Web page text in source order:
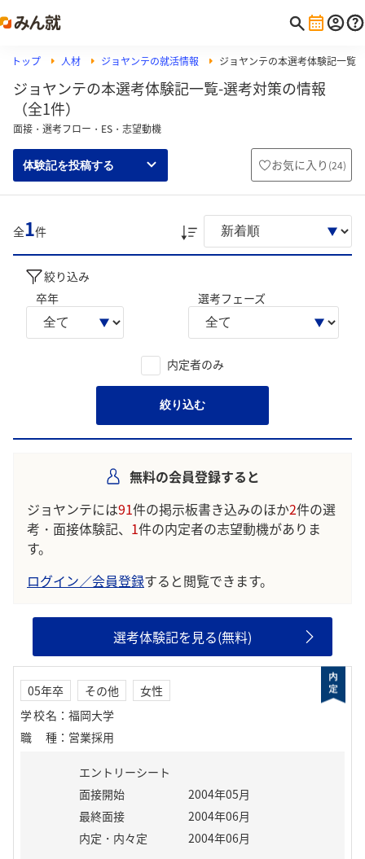
トップ 人材 ジョヤンテの就活情報 ジョヤンテの本選考体験記一覧
ジョヤンテの本選考体験記一覧-選考対策の情報
（全1件）
面接・選考フロー・ES・志望動機
体験記を投稿する お気に入り (24)
全1件
絞り込み
卒年
選考フェーズ
内定者のみ
絞り込む
無料の会員登録すると
ジョヤンテには91件の掲示板書き込みのほか2件の選
考・面接体験記、 1件の内定者の志望動機がありま
す。
ログイン／会員登録すると閲覧できます。
選考体験記を見る(無料)
05年卒 その他
女性
学校名 ： 福岡大学
職種 ： 営業採用
エントリーシート
面接開始
2004年05月
最終面接
2004年06月
内定・内々定
2004年06月